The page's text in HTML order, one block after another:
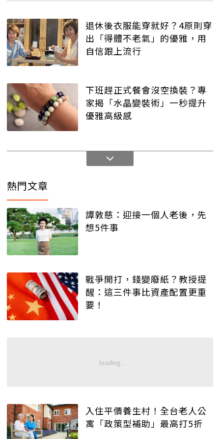
退休後衣服能穿就好？4原則穿
出「得體不老氣」的優雅，用
自信跟上流行
下班趕正式餐會沒空換裝？專
家揭「水晶變裝術」一秒提升
優雅高級感
熱門文章
譚敦慈：迎接一個人老後，先
想5件事
戰爭開打，錢變廢紙？教授提
醒：這三件事比資產配置更重
要！
入住平價養生村！全台老人公
寓「政策型補助」最高打5折